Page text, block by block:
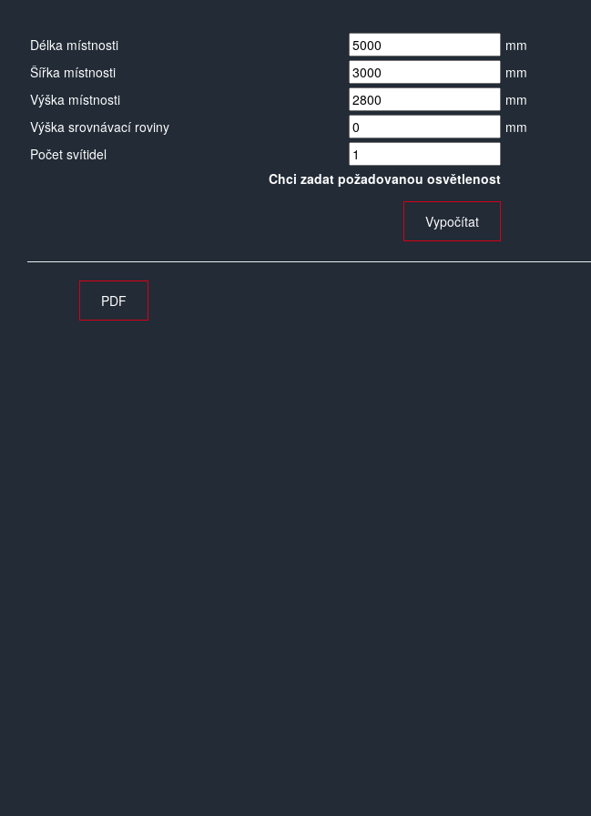
Délka místnosti
mm
Šířka místnosti
mm
Výška místnosti
mm
Výška srovnávací roviny
mm
Počet svítidel
Chci zadat požadovanou osvětlenost